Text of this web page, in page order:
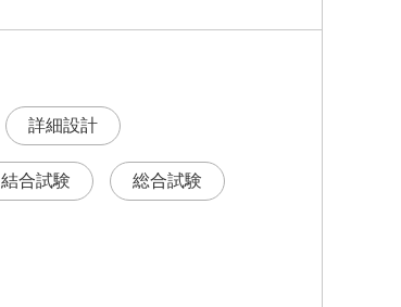
詳細設計
結合試験 総合試験